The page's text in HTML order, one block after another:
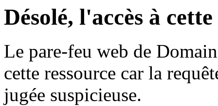
Désolé, l'accès à
Le pare-feu web de
cette ressource car la
jugée suspicieuse.